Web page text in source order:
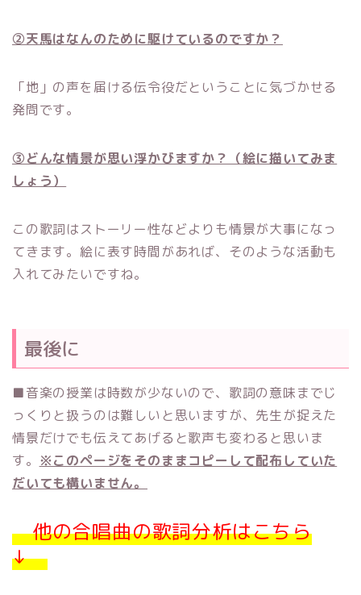
②天馬はなんのために駆けているのですか？
「地」の声を届ける伝令役だということに気づかせる
発問です。
③どんな情景が思い浮かびますか？（絵に描いてみま
しょう）
この歌詞はストーリー性などよりも情景が大事になっ
てきます。絵に表す時間があれば、そのような活動も
入れてみたいですね。
最後に
■音楽の授業は時数が少ないので、歌詞の意味までじ
っくりと扱うのは難しいと思いますが、先生が捉えた
情景だけでも伝えてあげると歌声も変わると思いま
す。 ※このページをそのままコピーして配布していた
だいても構いません。
他の合唱曲の歌詞分析はこちら
↓